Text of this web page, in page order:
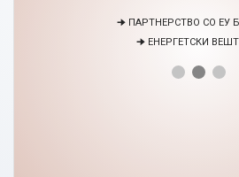
🠊 ПАРТНЕРСТВО СО ЕУ
🠊 ЕНЕРГЕТСКИ